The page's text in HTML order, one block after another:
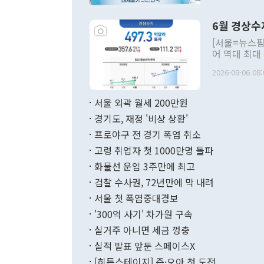
주의적 희망
관의 대북
관 부처 장
관의 무리한
다. [정동영 통일부 장관이 지난달 23일 오후 서울 종로구 정부서울청사에
무너졌다고
함께 4자 대
6월 경상
[서울=뉴스
어 역대 최
료=한국은행] 한국은행이 6일 발표한 '2026년 6월 국제수지(잠정)'
며 월간 기
196.9% 급
수출은
기록했지만
2026-08-06
서울 외곽 월세 200만원
경기도, 재정 '비상 상황'
프로야구 전 경기 폭염 취소
고령 취업자 첫 1000만명 돌파
화물선 운임 3주만에 최고
검찰 수사권, 72년만에 막 내려
서울 첫 폭염중대경보
'300억 사기' 차가원 구속
실거주 아니면 세금 껑충
실적 발표 앞둔 스페이스X